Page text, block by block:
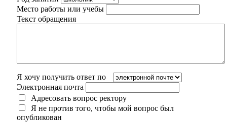
Место работы или учебы
Текст обращения
Я хочу получить ответ по
Электронная почта
Адресовать вопрос ректору
Я не против того, чтобы мой вопрос был
опубликован